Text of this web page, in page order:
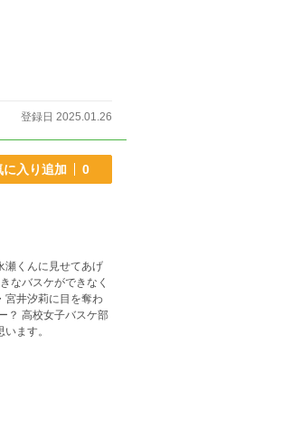
登録日 2025.01.26
に入り追加 0
瀬くんに見せてあげ
宮井汐莉に目を奪わ
部
ます。